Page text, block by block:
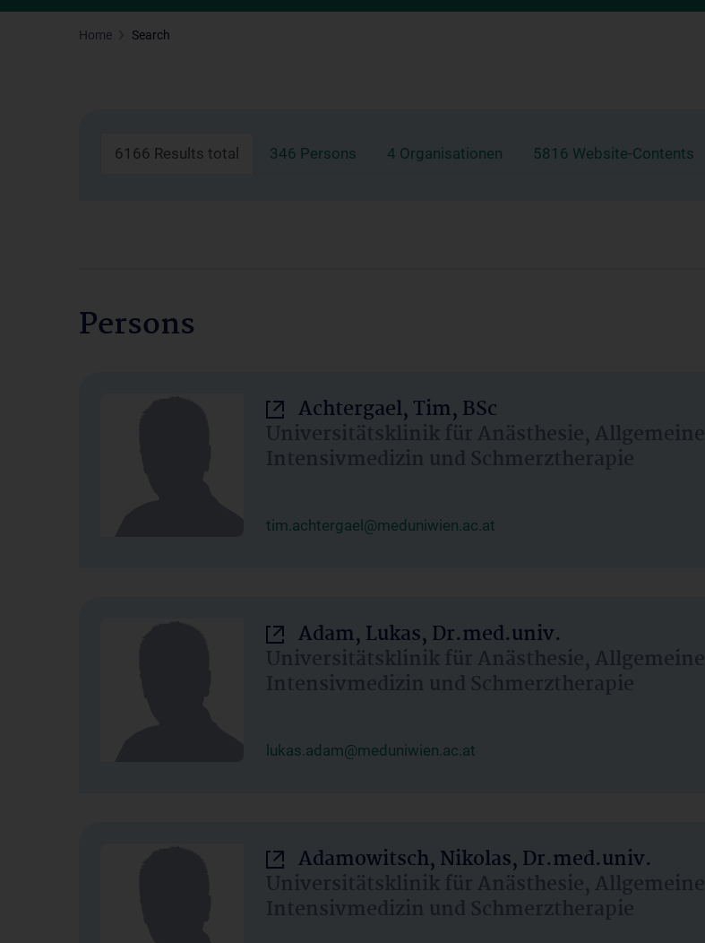
Home Search
6166 Results total 346 Persons 4 Organisationen 5816 Website-Contents
Persons
Achtergael, Tim, BSc
Universitätsklinik für Anästhesie, Allgemeine
Intensivmedizin und Schmerztherapie
tim.achtergael@meduniwien.ac.at
Adam, Lukas, Dr.med.univ.
Universitätsklinik für Anästhesie, Allgemeine
Intensivmedizin und Schmerztherapie
lukas.adam@meduniwien.ac.at
Adamowitsch, Nikolas, Dr.med.univ.
Universitätsklinik für Anästhesie, Allgemeine
Intensivmedizin und Schmerztherapie